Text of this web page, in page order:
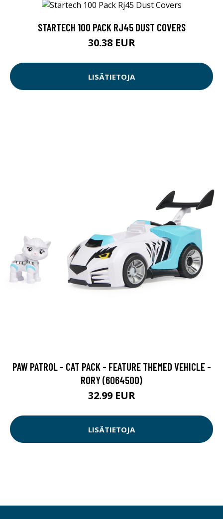
STARTECH 100 PACK RJ45 DUST COVERS
30.38 EUR
LISÄTIETOJA
PAW PATROL - CAT PACK - FEATURE THEMED VEHICLE -
RORY (6064500)
32.99 EUR
LISÄTIETOJA